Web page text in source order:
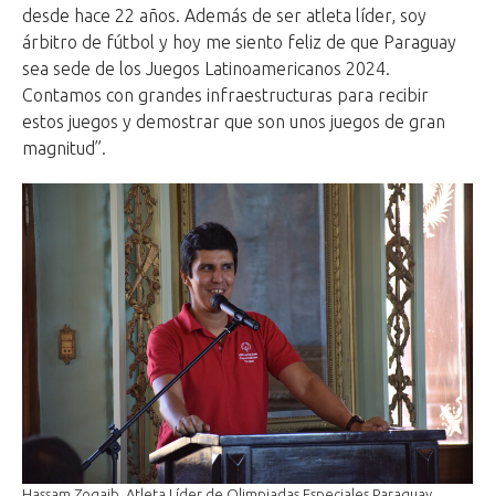
desde hace 22 años. Además de ser atleta líder, soy
árbitro de fútbol y hoy me siento feliz de que Paraguay
sea sede de los Juegos Latinoamericanos 2024.
Contamos con grandes infraestructuras para recibir
estos juegos y demostrar que son unos juegos de gran
magnitud”.